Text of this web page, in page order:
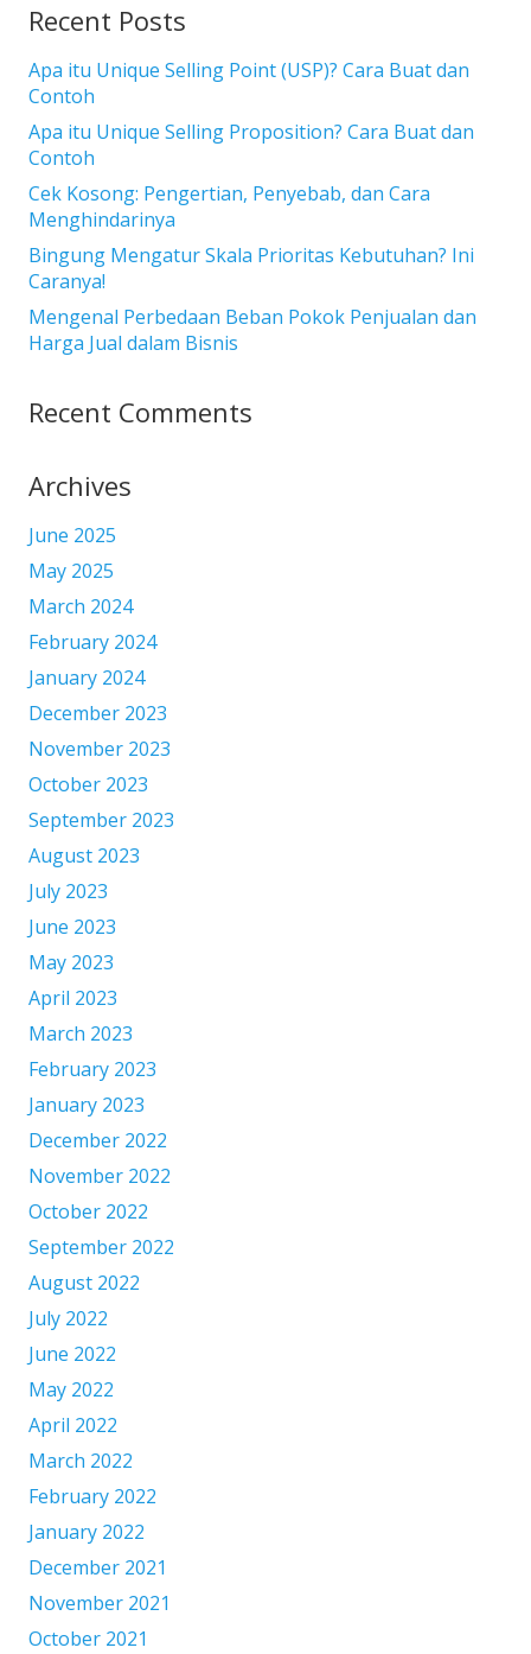
Recent Posts
Apa itu Unique Selling Point (USP)? Cara Buat dan
Contoh
Apa itu Unique Selling Proposition? Cara Buat dan
Contoh
Cek Kosong: Pengertian, Penyebab, dan Cara
Menghindarinya
Bingung Mengatur Skala Prioritas Kebutuhan? Ini
Caranya!
Mengenal Perbedaan Beban Pokok Penjualan dan
Harga Jual dalam Bisnis
Recent Comments
Archives
June 2025
May 2025
March 2024
February 2024
January 2024
December 2023
November 2023
October 2023
September 2023
August 2023
July 2023
June 2023
May 2023
April 2023
March 2023
February 2023
January 2023
December 2022
November 2022
October 2022
September 2022
August 2022
July 2022
June 2022
May 2022
April 2022
March 2022
February 2022
January 2022
December 2021
November 2021
October 2021